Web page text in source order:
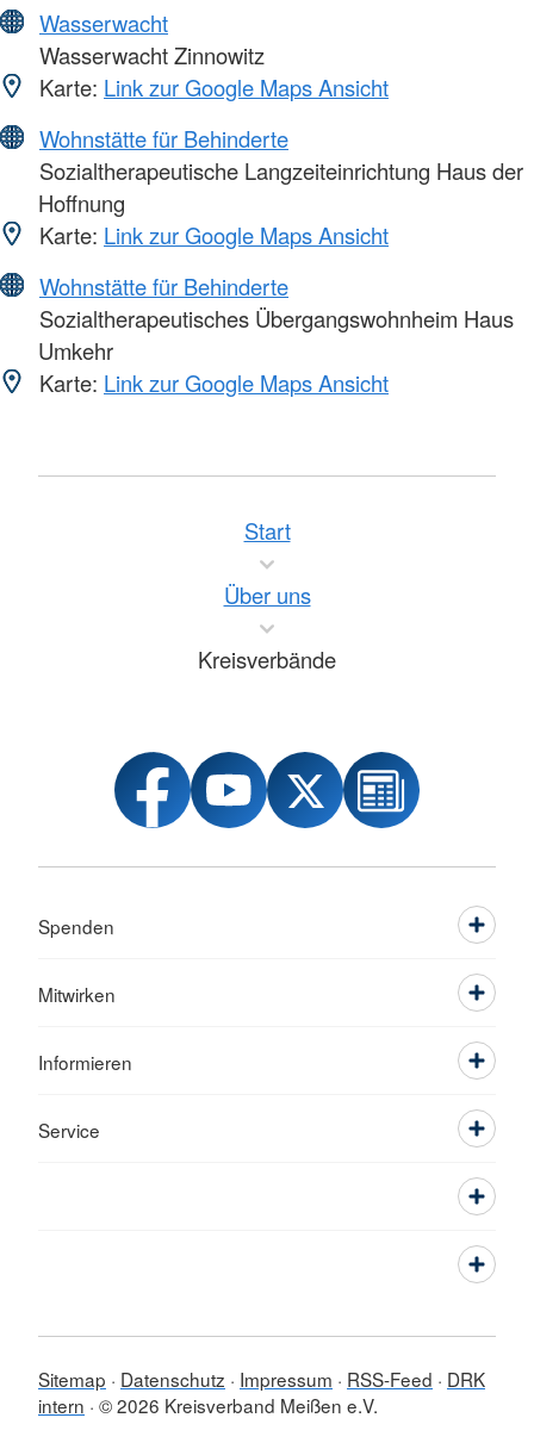
Wasserwacht
Wasserwacht Zinnowitz
Karte: Link zur Google Maps Ansicht
Wohnstätte für Behinderte
Sozialtherapeutische Langzeiteinrichtung Haus der
Hoffnung
Karte: Link zur Google Maps Ansicht
Wohnstätte für Behinderte
Sozialtherapeutisches Übergangswohnheim Haus
Umkehr
Karte: Link zur Google Maps Ansicht
Start
Über uns
Kreisverbände
Spenden
Mitwirken
Informieren
Service
Sitemap Datenschutz Impressum RSS-Feed
DRK
intern © 2026 Kreisverband Meißen e.V.